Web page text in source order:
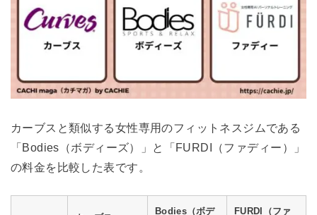
カーブスと類似する女性専用のフィットネスジムである
「Bodies（ボディーズ）」と「FURDI（ファディー）」
の料金を比較した表です。
Bodies（ボデ
FURDI（ファ